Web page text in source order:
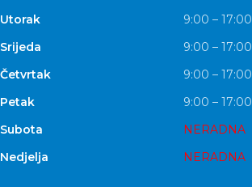
Utorak
9:00 – 17:00
Srijeda
9:00 – 17:00
Četvrtak
9:00 – 17:00
Petak
9:00 – 17:00
Subota
NERADNA
Nedjelja
NERADNA